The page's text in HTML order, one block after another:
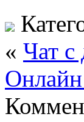
« Чат с